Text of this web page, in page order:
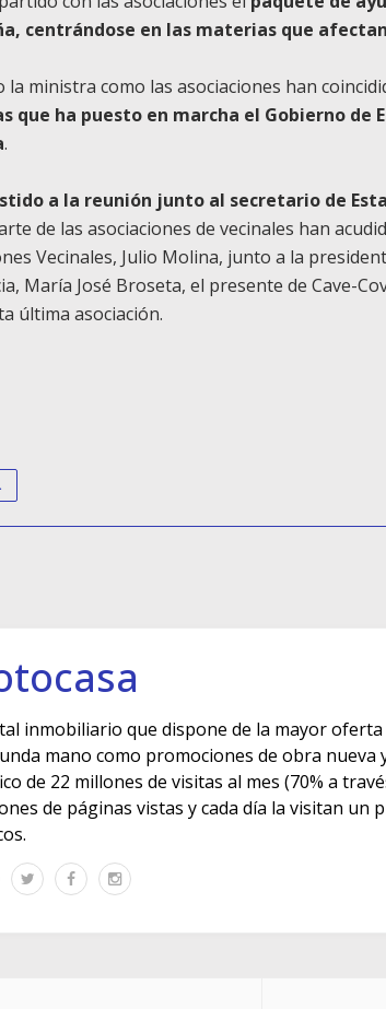
centrándose en las materias que
ministra como las asociaciones han
que ha puesto en marcha el Gobierno de
.
a la reunión junto al secretario de
de las asociaciones de vecinales han
Vecinales, Julio Molina, junto a la
María José Broseta, el presente de Cave-
última asociación.
inmobiliario que dispone de la mayor
mano como promociones de obra nueva
de 22 millones de visitas al mes (70% a
de páginas vistas y cada día la visitan un